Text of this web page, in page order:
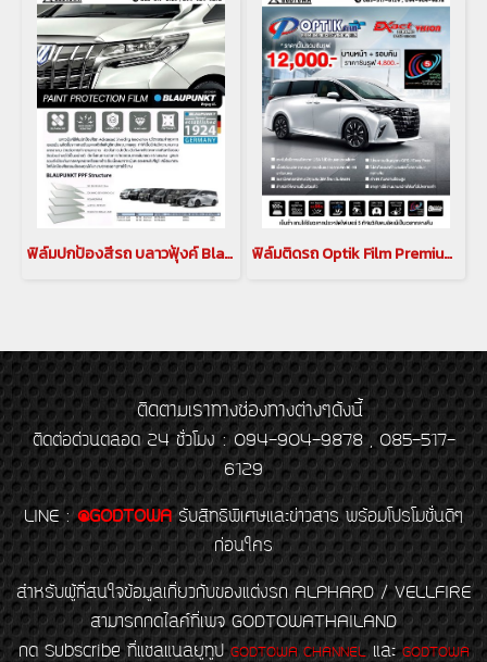
ฟิล์มปกป้องสีรถ บลาวฟุ้งค์ Blaupunkt Ppf Structure ฟิล์มกันรอย BLAUPUNKT สำหรับรถยนต์ ALPHARD / VELLFIRE 30 รุ่นปี 2015-2021 ฟิล์มติดรถ Optik Film Premium Process Window Film Optik Film Exact Vision Ceramic Nano Ceramic สำหรับ Alphard 40
ติดตามเราทางช่องทางต่างๆดังนี้
ติดต่อด่วนตลอด 24 ชั่วโมง : 094-904-9878 , 085-517-
6129
LINE : @GODTOWA รับสิทธิพิเศษและข่าวสาร พร้อมโปรโมชั่นดีๆ
ก่อนใคร
สำหรับผู้ที่สนใจข้อมูลเกี่ยวกับของแต่งรถ ALPHARD / VELLFIRE
สามารถกดไลค์ที่เพจ GODTOWATHAILAND
กด Subscribe ที่แชลแนลยูทูป GODTOWA CHANNELและGODTOWA